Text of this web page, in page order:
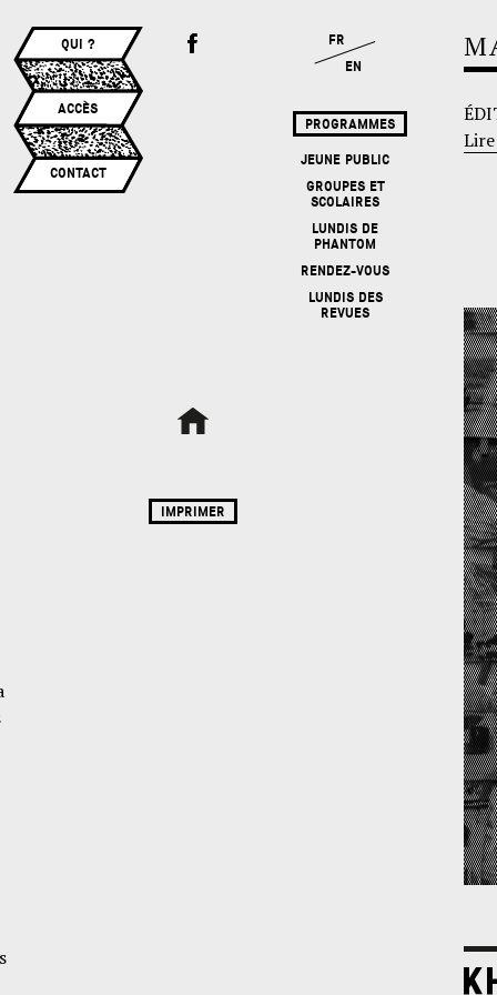
PROGRAMMES
JEUNE PUBLIC
GROUPES ET
SCOLAIRES
LUNDIS DE
PHANTOM
RENDEZ-VOUS
LUNDIS DES
REVUES
FR
EN
QUI ?
ACCÈS
CONTACT
IMPRIMER
Lire